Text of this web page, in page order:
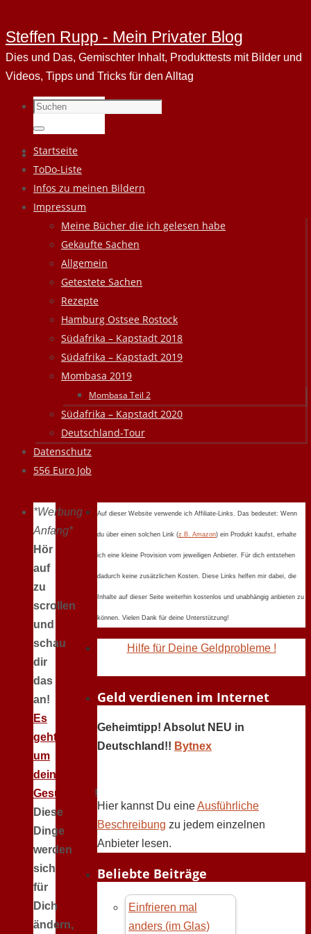
Steffen Rupp - Mein Privater Blog
Dies und Das, Gemischter Inhalt, Produkttests mit Bilder und
Videos, Tipps und Tricks für den Alltag
Suchen
nach:
Suchen
Zum
Inhalt
springen
Startseite
ToDo-Liste
Infos zu meinen Bildern
Impressum
Meine Bücher die ich gelesen habe
Gekaufte Sachen
Allgemein
Getestete Sachen
Rezepte
Hamburg Ostsee Rostock
Südafrika – Kapstadt 2018
Südafrika – Kapstadt 2019
Mombasa 2019
Mombasa Teil 2
Südafrika – Kapstadt 2020
Deutschland-Tour
Datenschutz
556 Euro Job
*Werbung
Anfang*
Hör
auf
zu
scrollen
und
schau
dir
das
an!
Es
geht
um
deine
Gesundheit !
Diese
Dinge
werden
sich
für
Dich
ändern,
Auf dieser Website verwende ich Affiliate-Links. Das bedeutet: Wenn
du über einen solchen Link (z.B. Amazon) ein Produkt kaufst, erhalte
ich eine kleine Provision vom jeweiligen Anbieter. Für dich entstehen
dadurch keine zusätzlichen Kosten. Diese Links helfen mir dabei, die
Inhalte auf dieser Seite weiterhin kostenlos und unabhängig anbieten zu
können. Vielen Dank für deine Unterstützung!
Hilfe für Deine Geldprobleme !
Geld verdienen im Internet
Geheimtipp! Absolut NEU in
Deutschland!! Bytnex
Hier kannst Du eineAusführliche
Beschreibung zu jedem einzelnen
Anbieter lesen.
Beliebte Beiträge
Einfrieren mal
anders (im Glas)